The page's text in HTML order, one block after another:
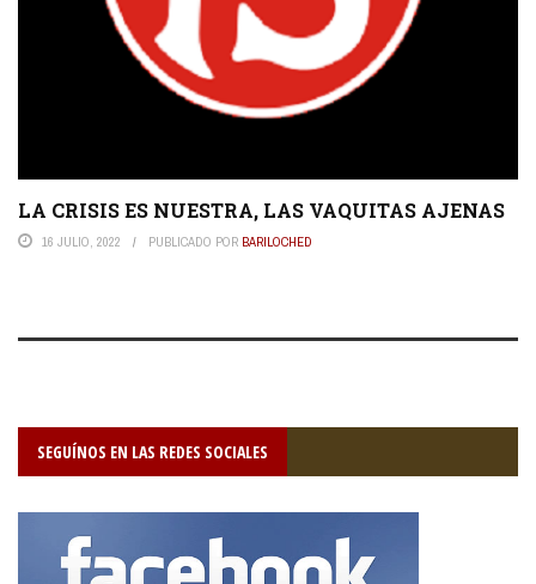
LA CRISIS ES NUESTRA, LAS VAQUITAS AJENAS
16 JULIO, 2022 PUBLICADO POR BARILOCHED
SEGUÍNOS EN LAS REDES SOCIALES